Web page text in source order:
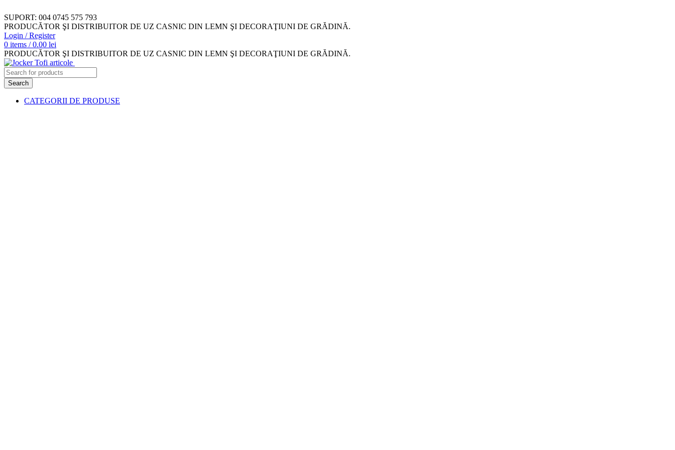
SUPORT: 004 0745 575 793
PRODUCĂTOR ŞI DISTRIBUITOR DE UZ CASNIC DIN LEMN ŞI DECORAŢIUNI DE GRĂDINĂ.
Login / Register
0 items / 0.00 lei
PRODUCĂTOR ŞI DISTRIBUITOR DE UZ CASNIC DIN LEMN ŞI DECORAŢIUNI DE GRĂDINĂ.
Search
CATEGORII DE PRODUSE